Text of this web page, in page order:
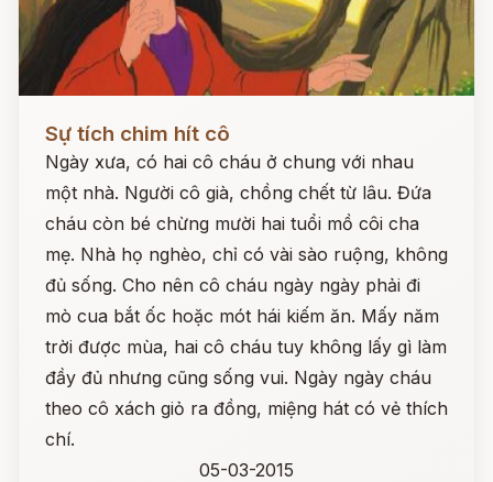
Sự tích chim hít cô
Ngày xưa, có hai cô cháu ở chung với nhau
một nhà. Người cô già, chồng chết từ lâu. Đứa
cháu còn bé chừng mười hai tuổi mồ côi cha
mẹ. Nhà họ nghèo, chỉ có vài sào ruộng, không
đủ sống. Cho nên cô cháu ngày ngày phải đi
mò cua bắt ốc hoặc mót hái kiếm ăn. Mấy năm
trời được mùa, hai cô cháu tuy không lấy gì làm
đầy đủ nhưng cũng sống vui. Ngày ngày cháu
theo cô xách giỏ ra đồng, miệng hát có vẻ thích
chí.
05-03-2015